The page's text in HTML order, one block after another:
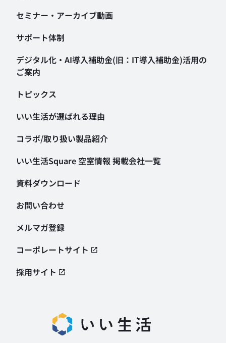
セミナー・アーカイブ動画
サポート体制
デジタル化・AI導入補助金(旧：IT導入補助金)活用の
ご案内
トピックス
いい生活が選ばれる理由
コラボ/取り扱い製品紹介
いい生活Square 空室情報掲載会社一覧
資料ダウンロード
お問い合わせ
メルマガ登録
コーポレートサイト
採用サイト